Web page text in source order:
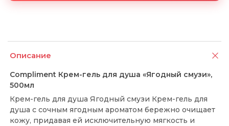
Описание
Compliment Крем-гель для душа «Ягодный смузи»,
500мл
Крем-гель для душа Ягодный смузи Крем-гель для
душа с сочным ягодным ароматом бережно очищает
кожу, придавая ей исключительную мягкость и